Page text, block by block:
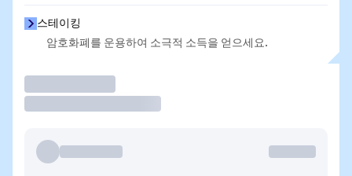
스테이킹
암호화폐를 운용하여 소극적 소득을 얻으세요.